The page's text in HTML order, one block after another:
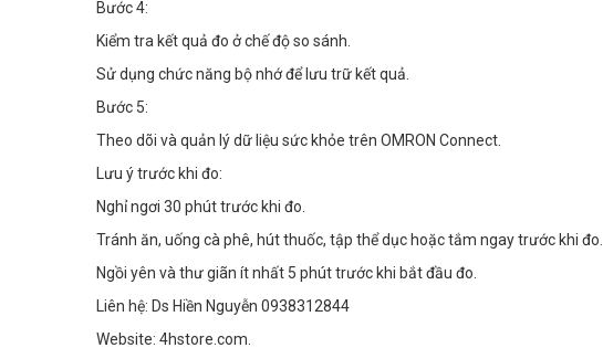
Bước 4:
Kiểm tra kết quả đo ở chế độ so sánh.
Sử dụng chức năng bộ nhớ để lưu trữ kết quả.
Bước 5:
Theo dõi và quản lý dữ liệu sức khỏe trên OMRON Connect.
Lưu ý trước khi đo:
Nghỉ ngơi 30 phút trước khi đo.
Tránh ăn, uống cà phê, hút thuốc, tập thể dục hoặc tắm ngay trước khi đo.
Ngồi yên và thư giãn ít nhất 5 phút trước khi bắt đầu đo.
Liên hệ: Ds Hiền Nguyễn 0938312844
Website: 4hstore.com.